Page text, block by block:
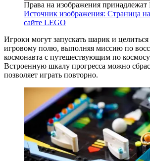
Права на изображения
Источник изображения: Страница
сайте LEGO
Игроки могут запускать шарик и
игровому полю, выполняя миссию по
космонавта с путешествующим по
Встроенную шкалу прогресса можно
позволяет играть повторно.